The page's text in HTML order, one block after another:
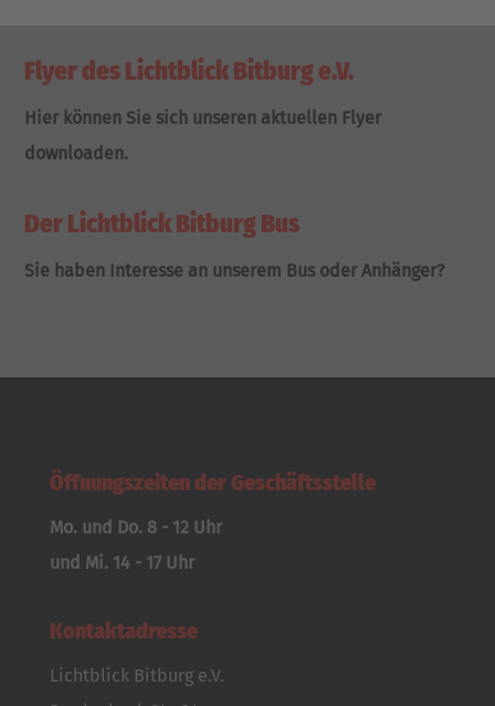
Flyer des Lichtblick Bitburg e.V.
Hier können Sie sich unseren aktuellen Flyer
downloaden.
Der Lichtblick Bitburg Bus
Sie haben Interesse an unserem Bus oder Anhänger?
Öffnungszeiten der Geschäftsstelle
Mo. und Do. 8 - 12 Uhr
und Mi. 14 - 17 Uhr
Kontaktadresse
Lichtblick Bitburg e.V.